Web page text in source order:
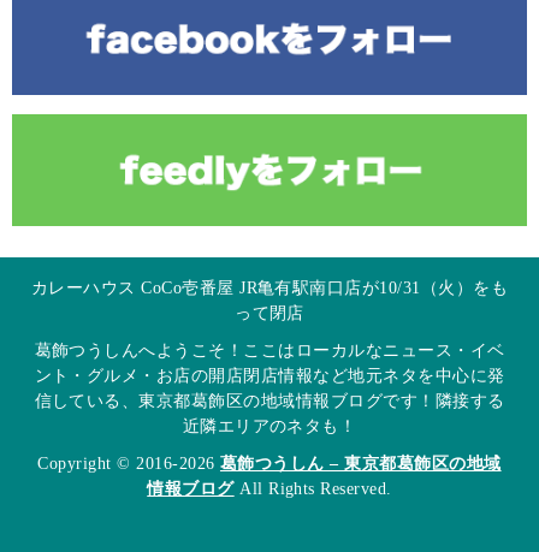
カレーハウス CoCo壱番屋 JR亀有駅南口店が10/31（火）をも
って閉店
葛飾つうしんへようこそ！ここはローカルなニュース・イベ
ント・グルメ・お店の開店閉店情報など地元ネタを中心に発
信している、東京都葛飾区の地域情報ブログです！隣接する
近隣エリアのネタも！
Copyright © 2016-2026 葛飾つうしん – 東京都葛飾区の地域
情報ブログAll Rights Reserved.